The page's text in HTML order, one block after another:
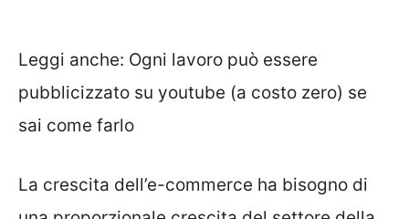
Leggi anche: Ogni lavoro può essere
pubblicizzato su youtube (a costo zero) se
sai come farlo
La crescita dell’e-commerce ha bisogno di